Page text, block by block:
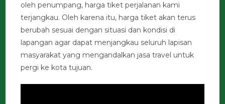
oleh penumpang, harga tiket perjalanan kami
terjangkau. Oleh karena itu, harga tiket akan terus
berubah sesuai dengan situasi dan kondisi di
lapangan agar dapat menjangkau seluruh lapisan
masyarakat yang mengandalkan jasa travel untuk
pergi ke kota tujuan.